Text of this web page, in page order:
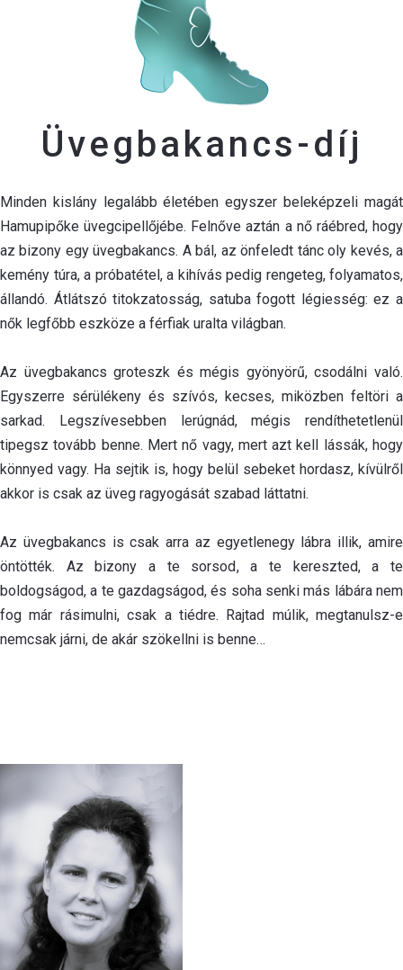
Üvegbakancs-díj
Minden kislány legalább életében egyszer beleképzeli magát
Hamupipőke üvegcipellőjébe. Felnőve aztán a nő ráébred, hogy
az bizony egy üvegbakancs. A bál, az önfeledt tánc oly kevés, a
kemény túra, a próbatétel, a kihívás pedig rengeteg, folyamatos,
állandó. Átlátszó titokzatosság, satuba fogott légiesség: ez a
nők legfőbb eszköze a férfiak uralta világban.
Az üvegbakancs groteszk és mégis gyönyörű, csodálni való.
Egyszerre sérülékeny és szívós, kecses, miközben feltöri a
sarkad. Legszívesebben lerúgnád, mégis rendíthetetlenül
tipegsz tovább benne. Mert nő vagy, mert azt kell lássák, hogy
könnyed vagy. Ha sejtik is, hogy belül sebeket hordasz, kívülről
akkor is csak az üveg ragyogását szabad láttatni.
Az üvegbakancs is csak arra az egyetlenegy lábra illik, amire
öntötték. Az bizony a te sorsod, a te kereszted, a te
boldogságod, a te gazdagságod, és soha senki más lábára nem
fog már rásimulni, csak a tiédre. Rajtad múlik, megtanulsz-e
nemcsak járni, de akár szökellni is benne…